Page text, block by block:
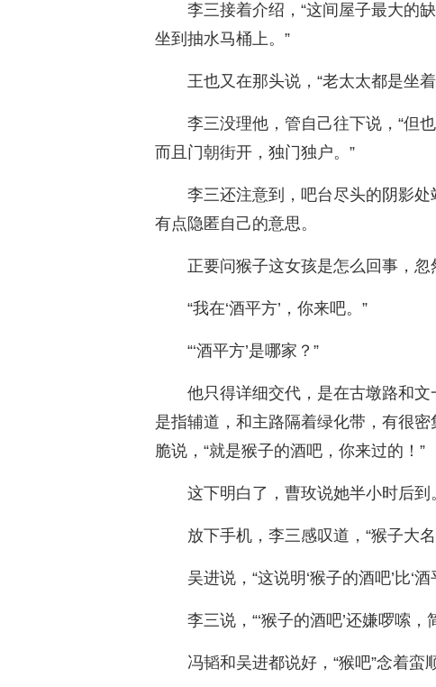
李三接着介绍，“这间屋子最大的
坐到抽水马桶上。”
王也又在那头说，“老太太都是坐
李三没理他，管自己往下说，“但
而且门朝街开，独门独户。”
李三还注意到，吧台尽头的阴影
有点隐匿自己的意思。
正要问猴子这女孩是怎么回事，忽
“我在‘酒平方’，你来吧。”
“‘酒平方’是哪家？”
他只得详细交代，是在古墩路和
是指辅道，和主路隔着绿化带，有很
脆说，“就是猴子的酒吧，你来过的！”
这下明白了，曹玫说她半小时后到
放下手机，李三感叹道，“猴子大
吴进说，“这说明‘猴子的酒吧’比‘
李三说，“‘猴子的酒吧’还嫌啰嗦，
冯韬和吴进都说好，“猴吧”念着蛮